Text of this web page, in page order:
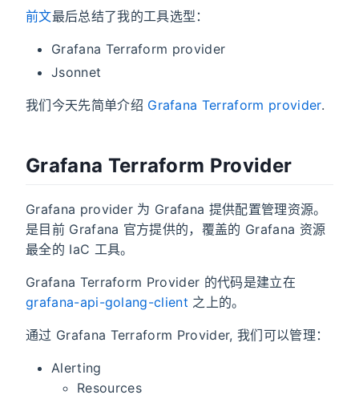
前文最后总结了我的工具选型：
Grafana Terraform provider
Jsonnet
我们今天先简单介绍 Grafana Terraform provider.
Grafana Terraform Provider
Grafana provider 为 Grafana 提供配置管理资源。
是目前 Grafana 官方提供的，覆盖的 Grafana 资源
最全的 IaC 工具。
Grafana Terraform Provider 的代码是建立在
grafana-api-golang-client 之上的。
通过 Grafana Terraform Provider, 我们可以管理：
Alerting
Resources